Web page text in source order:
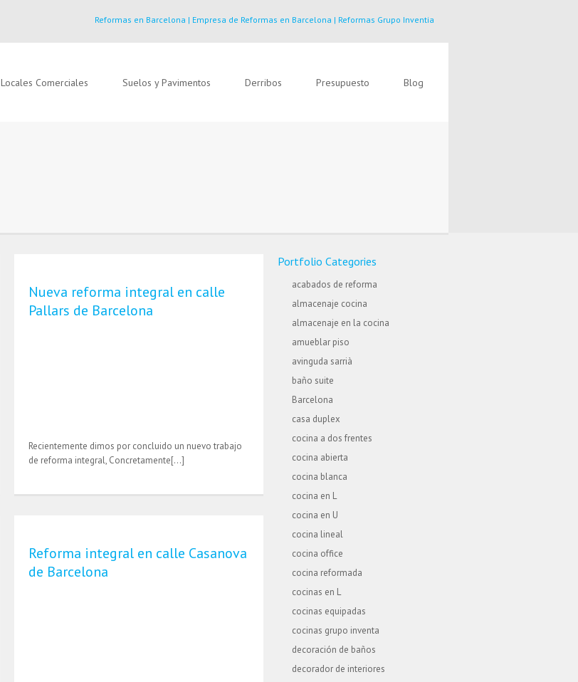
Reformas en Barcelona | Empresa de Reformas en Barcelona | Reformas Grupo Inventia
Locales Comerciales Suelos y Pavimentos Derribos Presupuesto Blog
Nueva reforma integral en calle
Pallars de Barcelona
Recientemente dimos por concluido un nuevo trabajo
de reforma integral, Concretamente[…]
Reforma integral en calle Casanova
de Barcelona
Portfolio Categories
acabados de reforma
almacenaje cocina
almacenaje en la cocina
amueblar piso
avinguda sarrià
baño suite
Barcelona
casa duplex
cocina a dos frentes
cocina abierta
cocina blanca
cocina en L
cocina en U
cocina lineal
cocina office
cocina reformada
cocinas en L
cocinas equipadas
cocinas grupo inventa
decoración de baños
decorador de interiores